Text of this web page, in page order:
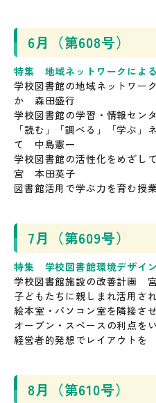
6月（第608号）
特集 地域ネットワークによ
学校図書館の地域ネットワー
か 森田盛行
学校図書館の学習・情報セ
「読む」「調べる」「学ぶ」
て 中島憲一
学校図書館の活性化をめざし
宮 本田英子
図書館活用で学ぶ力を育む
7月（第609号）
特集 学校図書館環境デザイン
学校図書館施設の改善計画
子どもたちに親しまれ活用
絵本室・パソコン室を隣接さ
オープン・スペースの利点
経営者的発想でレイアウトを
8月（第610号）